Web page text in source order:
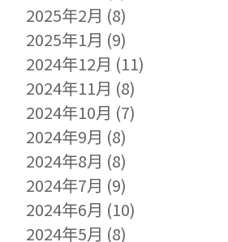
2025年2月 (8)
2025年1月 (9)
2024年12月 (11)
2024年11月 (8)
2024年10月 (7)
2024年9月 (8)
2024年8月 (8)
2024年7月 (9)
2024年6月 (10)
2024年5月 (8)